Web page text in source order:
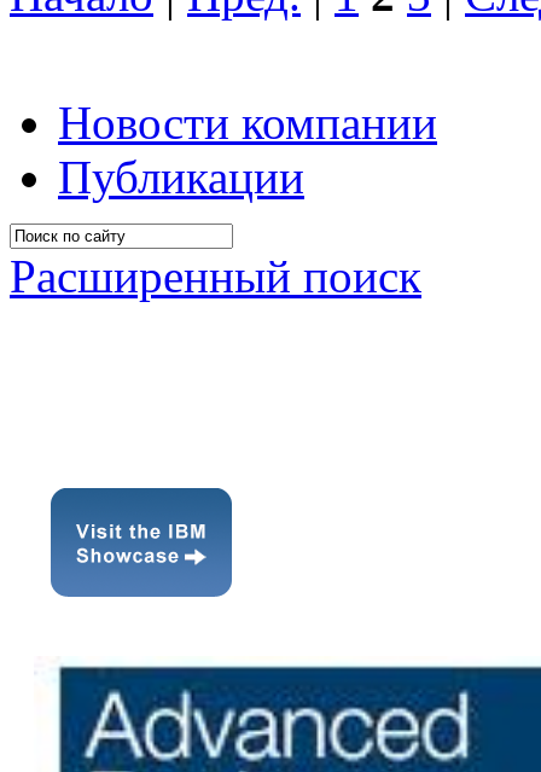
Новости компании
Публикации
Расширенный поиск